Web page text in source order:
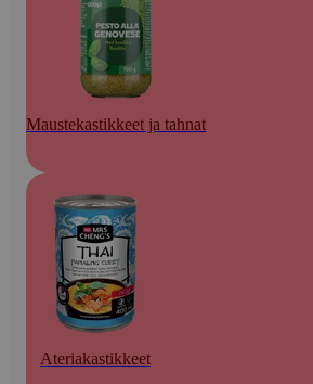
Maustekastikkeet ja tahnat
Ateriakastikkeet